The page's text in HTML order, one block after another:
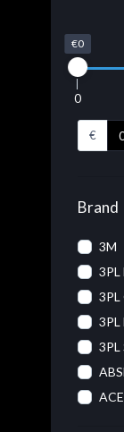
€0
0
€
Brand
3M
3PL
3PL
3PL
3PL